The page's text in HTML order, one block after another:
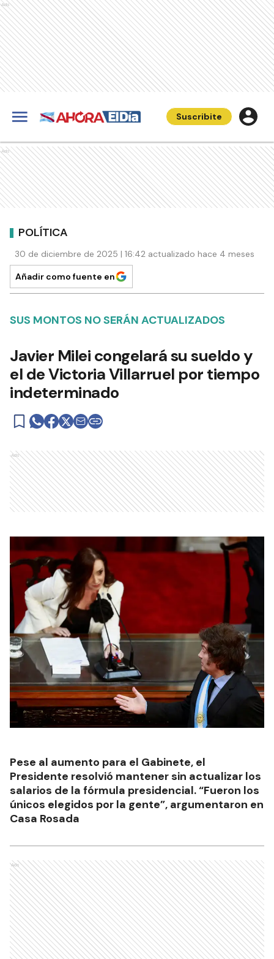
Ads
Suscribite
Ads
POLÍTICA
30 de diciembre de 2025 | 16:42 actualizado hace 4 meses
Añadir como fuente en
SUS MONTOS NO SERÁN ACTUALIZADOS
Javier Milei congelará su sueldo y
el de Victoria Villarruel por tiempo
indeterminado
Ads
Pese al aumento para el Gabinete, el
Presidente resolvió mantener sin actualizar los
salarios de la fórmula presidencial. “Fueron los
únicos elegidos por la gente”, argumentaron en
Casa Rosada
Ads